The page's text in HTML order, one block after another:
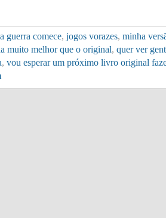
guerra comece, jogos vorazes, minha
muito melhor que o original, quer ver
, vou esperar um próximo livro original